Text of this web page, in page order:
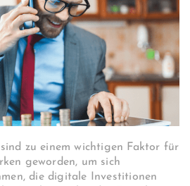
zu einem wichtigen Faktor für
geworden, um sich
die digitale Investitionen